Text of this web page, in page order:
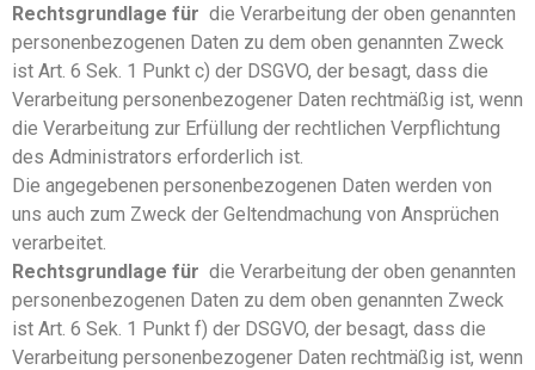
Rechtsgrundlage für die Verarbeitung der oben genannten
personenbezogenen Daten zu dem oben genannten Zweck
ist Art. 6 Sek. 1 Punkt c) der DSGVO, der besagt, dass die
Verarbeitung personenbezogener Daten rechtmäßig ist, wenn
die Verarbeitung zur Erfüllung der rechtlichen Verpflichtung
des Administrators erforderlich ist.
Die angegebenen personenbezogenen Daten werden von
uns auch zum Zweck der Geltendmachung von Ansprüchen
verarbeitet.
Rechtsgrundlage für die Verarbeitung der oben genannten
personenbezogenen Daten zu dem oben genannten Zweck
ist Art. 6 Sek. 1 Punkt f) der DSGVO, der besagt, dass die
Verarbeitung personenbezogener Daten rechtmäßig ist, wenn